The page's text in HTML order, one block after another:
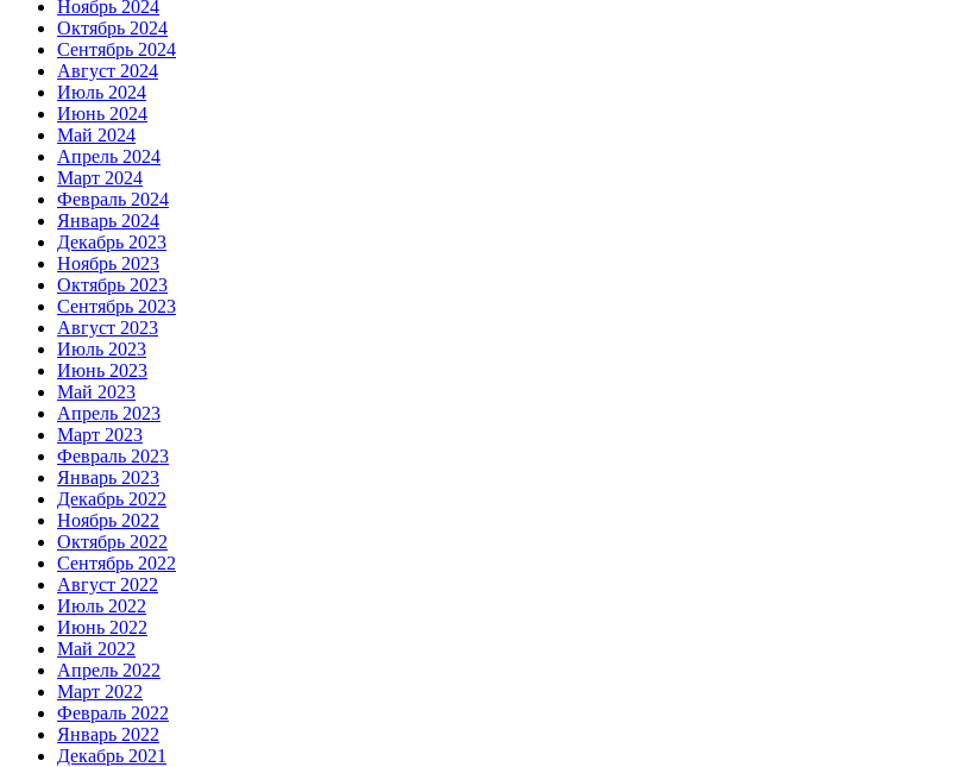
Ноябрь 2024
Октябрь 2024
Сентябрь 2024
Август 2024
Июль 2024
Июнь 2024
Май 2024
Апрель 2024
Март 2024
Февраль 2024
Январь 2024
Декабрь 2023
Ноябрь 2023
Октябрь 2023
Сентябрь 2023
Август 2023
Июль 2023
Июнь 2023
Май 2023
Апрель 2023
Март 2023
Февраль 2023
Январь 2023
Декабрь 2022
Ноябрь 2022
Октябрь 2022
Сентябрь 2022
Август 2022
Июль 2022
Июнь 2022
Май 2022
Апрель 2022
Март 2022
Февраль 2022
Январь 2022
Декабрь 2021